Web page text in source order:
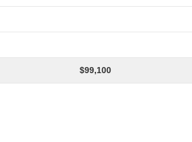
$99,100